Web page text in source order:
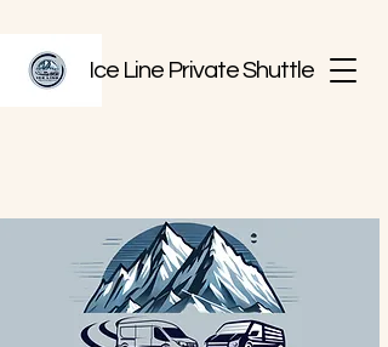
Ice Line Private Shuttle